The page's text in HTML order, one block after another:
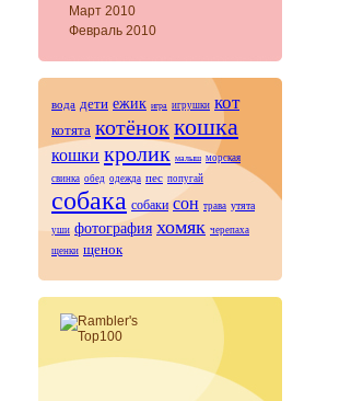
Март 2010
Февраль 2010
вода дети ежик игра игрушки кот
котята котёноккошка
кошки кролик малыш морская
свинка обед одежда пес попугай
собака собаки сон трава утята
уши фотография хомяк черепаха
щенки щенок